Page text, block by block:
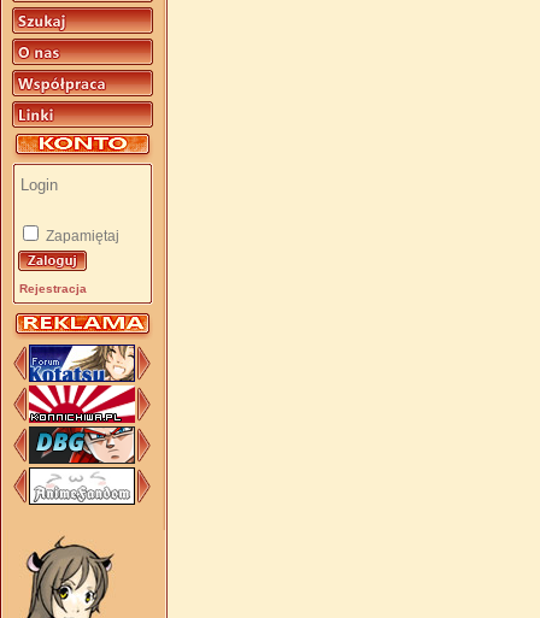
Zapamiętaj
Rejestracja